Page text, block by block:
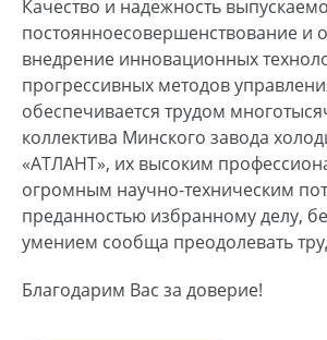
Качество и надежность
постоянноесовершенствование и
внедрение инновационных
прогрессивных методов
обеспечивается трудом
коллектива Минского завода
«АТЛАНТ», их высоким
огромным научно-техническим
преданностью избранному делу,
умением сообща преодолевать
Благодарим Вас за доверие!